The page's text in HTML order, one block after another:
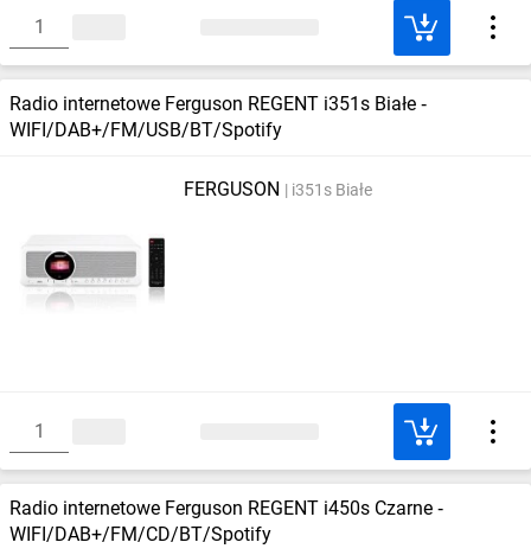
Radio internetowe Ferguson REGENT i351s Białe ‑
WIFI/DAB+/FM/USB/BT/Spotify
FERGUSON i351s Białe
Radio internetowe Ferguson REGENT i450s Czarne ‑
WIFI/DAB+/FM/CD/BT/Spotify